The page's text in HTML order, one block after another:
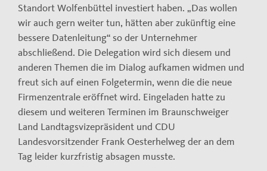
Standort Wolfenbüttel investiert haben. „Das wollen
wir auch gern weiter tun, hätten aber zukünftig eine
bessere Datenleitung“ so der Unternehmer
abschließend. Die Delegation wird sich diesem und
anderen Themen die im Dialog aufkamen widmen und
freut sich auf einen Folgetermin, wenn die die neue
Firmenzentrale eröffnet wird. Eingeladen hatte zu
diesem und weiteren Terminen im Braunschweiger
Land Landtagsvizepräsident und CDU
Landesvorsitzender Frank Oesterhelweg der an dem
Tag leider kurzfristig absagen musste.